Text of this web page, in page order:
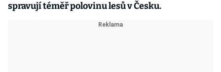
spravují téměř polovinu lesů v Česku.